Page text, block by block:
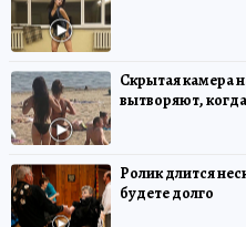
Скрытая камера
вытворяют,
Ролик длится
будете долго